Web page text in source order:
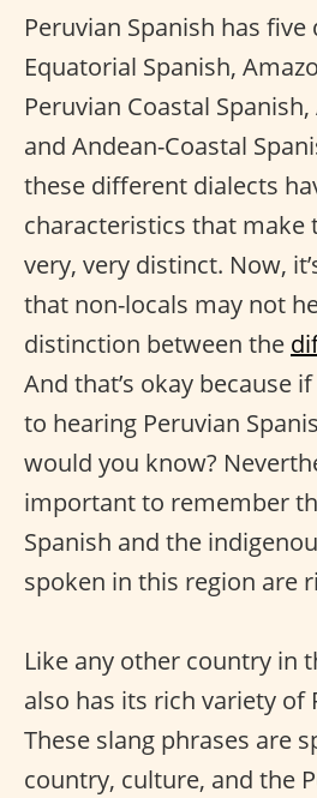
Peruvian Spanish has five
Equatorial Spanish,
Peruvian Coastal
and Andean-Coastal
these different dialects
characteristics that make
very, very distinct. Now,
that non-locals may not
distinction between the
And that’s okay because
to hearing Peruvian
would you know?
important to remember
Spanish and the
spoken in this region are
Like any other country in
also has its rich variety of
These slang phrases are
country, culture, and the